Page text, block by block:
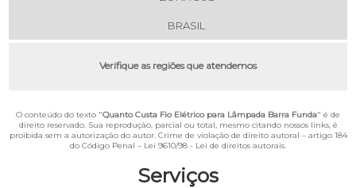
Serviços
BRASIL
Verifique as regiões que atendemos
O conteúdo do texto "Quanto Custa Fio Elétrico para Lâmpada Barra Funda" é de
direito reservado. Sua reprodução, parcial ou total, mesmo citando nossos links, é
proibida sem a autorização do autor. Crime de violação de direito autoral – artigo 184
do Código Penal – Lei 9610/98 - Lei de direitos autorais.